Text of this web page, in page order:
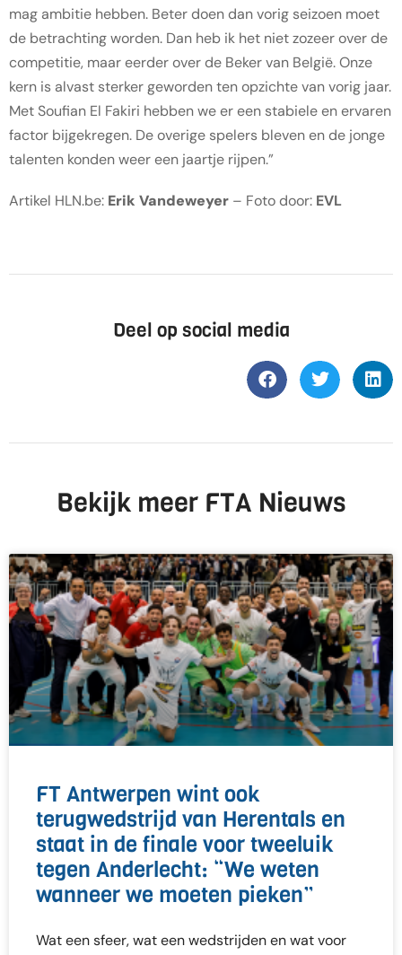
mag ambitie hebben. Beter doen dan vorig seizoen moet
de betrachting worden. Dan heb ik het niet zozeer over de
competitie, maar eerder over de Beker van België. Onze
kern is alvast sterker geworden ten opzichte van vorig jaar.
Met Soufian El Fakiri hebben we er een stabiele en ervaren
factor bijgekregen. De overige spelers bleven en de jonge
talenten konden weer een jaartje rijpen.”
Artikel HLN.be: Erik Vandeweyer – Foto door: EVL
Deel op social media
Bekijk meer FTA Nieuws
FT Antwerpen wint ook
terugwedstrijd van Herentals en
staat in de finale voor tweeluik
tegen Anderlecht: “We weten
wanneer we moeten pieken”
Wat een sfeer, wat een wedstrijden en wat voor